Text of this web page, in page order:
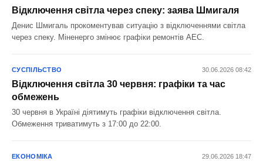
Відключення світла через спеку: заява Шмигаля
Денис Шмигаль прокоментував ситуацію з відключеннями світла
через спеку. Міненерго змінює графіки ремонтів АЕС.
СУСПІЛЬСТВО 30.06.2026 08:42
Відключення світла 30 червня: графіки та час
обмежень
30 червня в Україні діятимуть графіки відключення світла.
Обмеження триватимуть з 17:00 до 22:00.
ЕКОНОМІКА 29.06.2026 18:47